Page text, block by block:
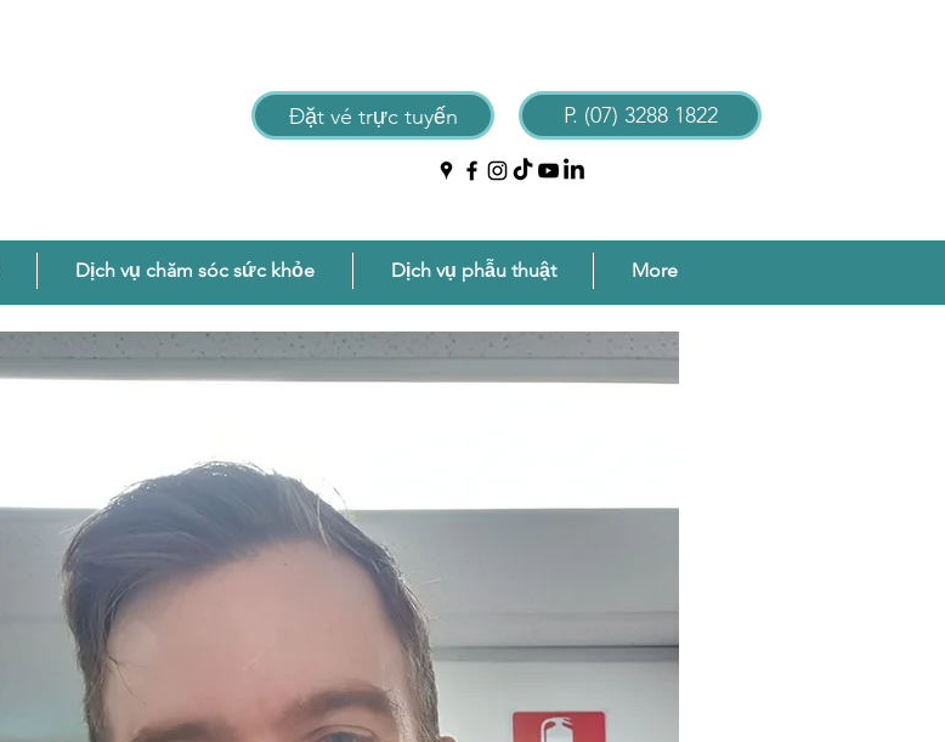
Đặt vé trực tuyến P. (07) 3288 1822
Dịch vụ chăm sóc sức khỏe Dịch vụ phẫu thuật More